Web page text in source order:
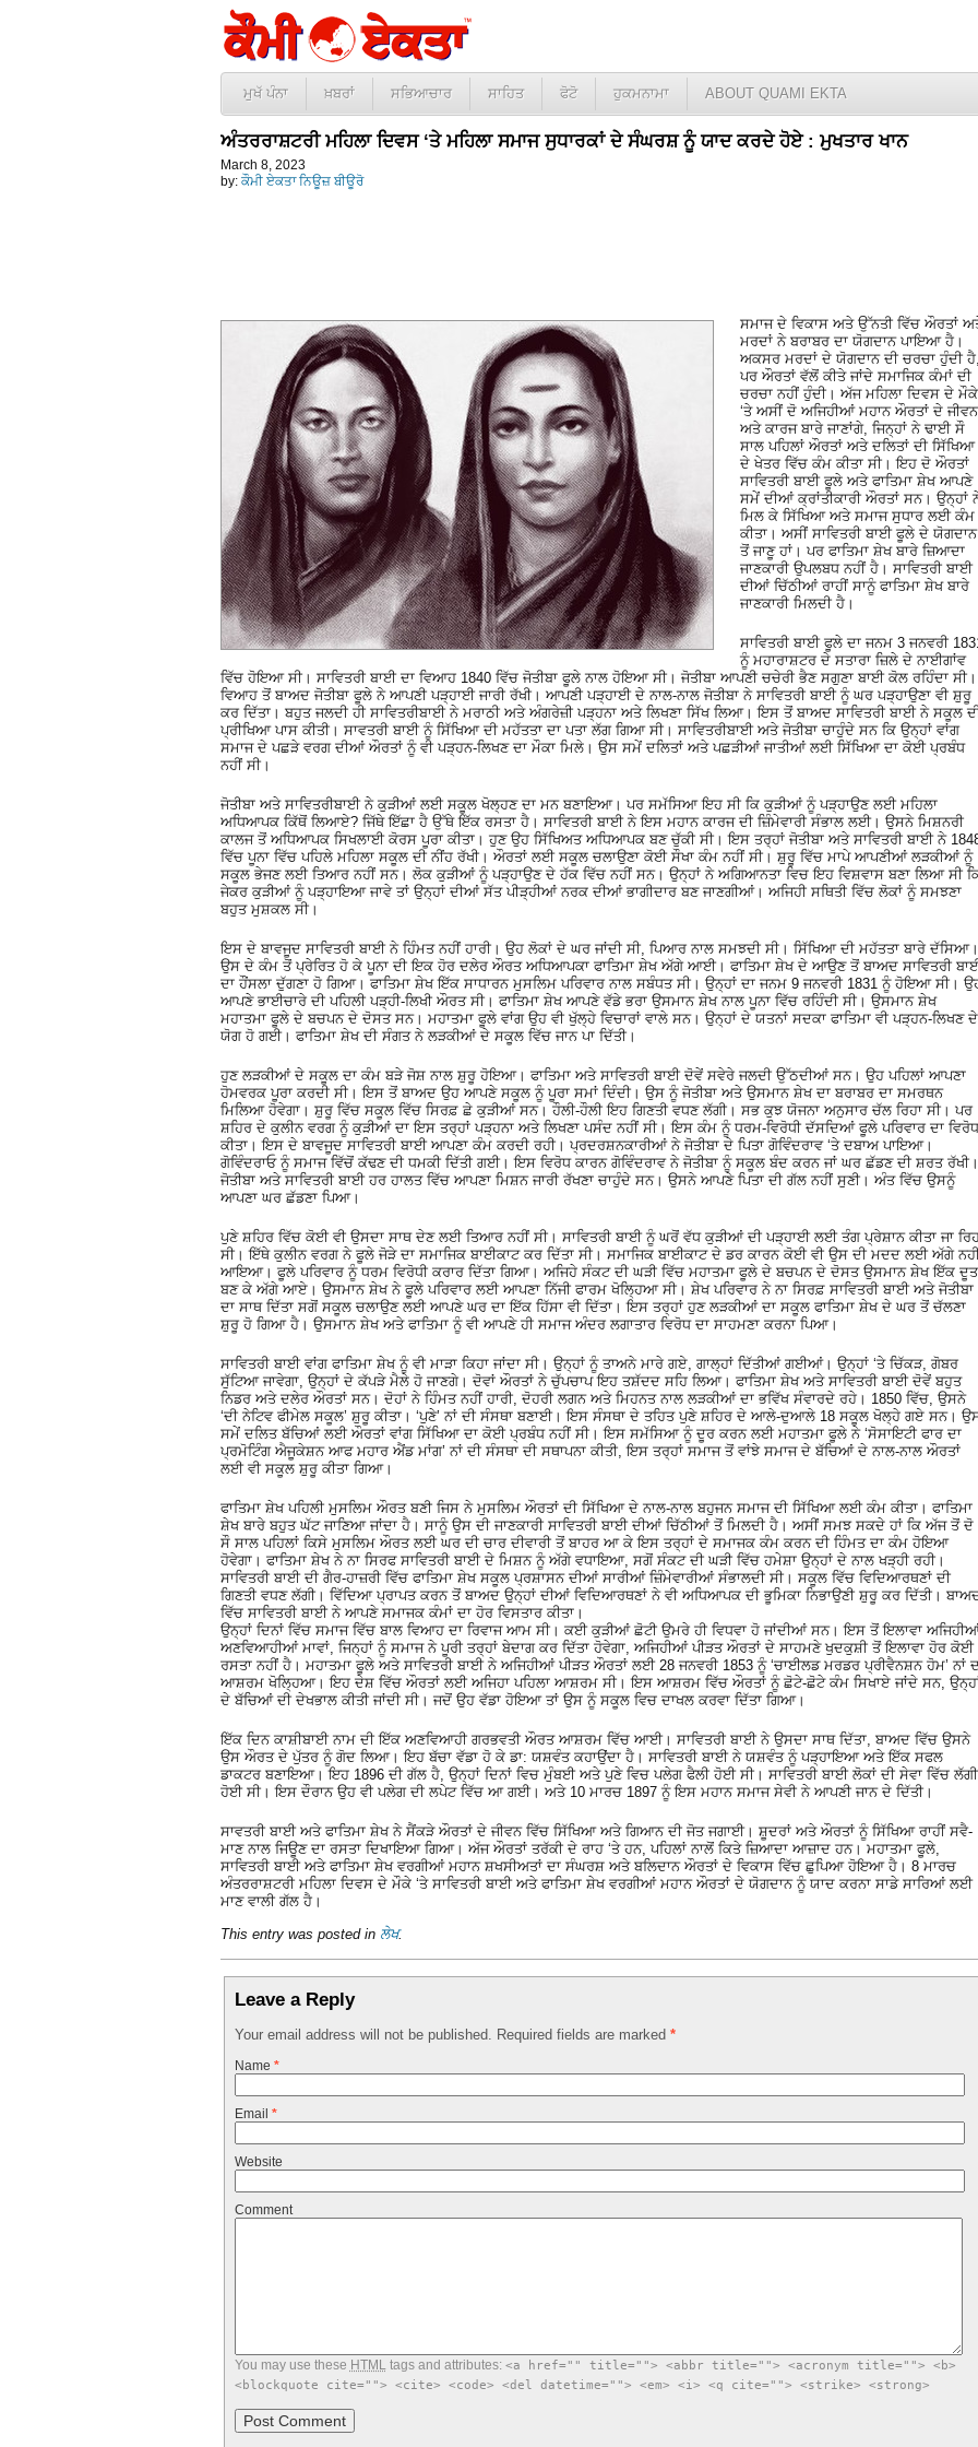
ਮੁਖੱ ਪੰਨਾ ਖ਼ਬਰਾਂ ਸਭਿਆਚਾਰ ਸਾਹਿਤ ਫੋਟੋ ਹੁਕਮਨਾਮਾ ABOUT QUAMI EKTA
ਅੰਤਰਰਾਸ਼ਟਰੀ ਮਹਿਲਾ ਦਿਵਸ ‘ਤੇ ਮਹਿਲਾ ਸਮਾਜ ਸੁਧਾਰਕਾਂ ਦੇ ਸੰਘਰਸ਼ ਨੂੰ ਯਾਦ ਕਰਦੇ ਹੋਏ : ਮੁਖਤਾਰ ਖਾਨ
March 8, 2023
by: ਕੌਮੀ ਏਕਤਾ ਨਿਊਜ਼ ਬੀਊਰੋ
ਸਮਾਜ ਦੇ ਵਿਕਾਸ ਅਤੇ ਉੱਨਤੀ ਵਿੱਚ ਔਰਤਾਂ
ਮਰਦਾਂ ਨੇ ਬਰਾਬਰ ਦਾ ਯੋਗਦਾਨ ਪਾਇਆ ਹੈ।
ਅਕਸਰ ਮਰਦਾਂ ਦੇ ਯੋਗਦਾਨ ਦੀ ਚਰਚਾ ਹੁੰਦੀ ਹੈ,
ਪਰ ਔਰਤਾਂ ਵੱਲੋਂ ਕੀਤੇ ਜਾਂਦੇ ਸਮਾਜਿਕ ਕੰਮਾਂ ਦੀ
ਚਰਚਾ ਨਹੀਂ ਹੁੰਦੀ। ਅੱਜ ਮਹਿਲਾ ਦਿਵਸ ਦੇ ਮੌਕੇ
‘ਤੇ ਅਸੀਂ ਦੋ ਅਜਿਹੀਆਂ ਮਹਾਨ ਔਰਤਾਂ ਦੇ ਜੀਵਨ
ਅਤੇ ਕਾਰਜ ਬਾਰੇ ਜਾਣਾਂਗੇ, ਜਿਨ੍ਹਾਂ ਨੇ ਢਾਈ ਸੌ
ਸਾਲ ਪਹਿਲਾਂ ਔਰਤਾਂ ਅਤੇ ਦਲਿਤਾਂ ਦੀ ਸਿੱਖਿਆ
ਦੇ ਖੇਤਰ ਵਿੱਚ ਕੰਮ ਕੀਤਾ ਸੀ। ਇਹ ਦੋ ਔਰਤਾਂ
ਸਾਵਿਤਰੀ ਬਾਈ ਫੂਲੇ ਅਤੇ ਫਾਤਿਮਾ ਸ਼ੇਖ ਆਪਣੇ
ਸਮੇਂ ਦੀਆਂ ਕ੍ਰਾਂਤੀਕਾਰੀ ਔਰਤਾਂ ਸਨ। ਉਨ੍ਹਾਂ
ਮਿਲ ਕੇ ਸਿੱਖਿਆ ਅਤੇ ਸਮਾਜ ਸੁਧਾਰ ਲਈ ਕੰਮ
ਕੀਤਾ। ਅਸੀਂ ਸਾਵਿਤਰੀ ਬਾਈ ਫੂਲੇ ਦੇ ਯੋਗਦਾਨ
ਤੋਂ ਜਾਣੂ ਹਾਂ। ਪਰ ਫਾਤਿਮਾ ਸ਼ੇਖ ਬਾਰੇ ਜ਼ਿਆਦਾ
ਜਾਣਕਾਰੀ ਉਪਲਬਧ ਨਹੀਂ ਹੈ। ਸਾਵਿਤਰੀ ਬਾਈ
ਦੀਆਂ ਚਿੱਠੀਆਂ ਰਾਹੀਂ ਸਾਨੂੰ ਫਾਤਿਮਾ ਸ਼ੇਖ ਬਾਰੇ
ਜਾਣਕਾਰੀ ਮਿਲਦੀ ਹੈ।
ਸਾਵਿਤਰੀ ਬਾਈ ਫੂਲੇ ਦਾ ਜਨਮ 3 ਜਨਵਰੀ
ਨੂੰ ਮਹਾਰਾਸ਼ਟਰ ਦੇ ਸਤਾਰਾ ਜ਼ਿਲੇ ਦੇ ਨਾਈਗਾਂਵ
ਵਿੱਚ ਹੋਇਆ ਸੀ। ਸਾਵਿਤਰੀ ਬਾਈ ਦਾ ਵਿਆਹ 1840 ਵਿੱਚ ਜੋਤੀਬਾ ਫੂਲੇ ਨਾਲ ਹੋਇਆ ਸੀ। ਜੋਤੀਬਾ ਆਪਣੀ ਚਚੇਰੀ ਭੈਣ ਸਗੁਣਾ ਬਾਈ ਕੋਲ ਰਹਿੰਦਾ ਸੀ।
ਵਿਆਹ ਤੋਂ ਬਾਅਦ ਜੋਤੀਬਾ ਫੂਲੇ ਨੇ ਆਪਣੀ ਪੜ੍ਹਾਈ ਜਾਰੀ ਰੱਖੀ। ਆਪਣੀ ਪੜ੍ਹਾਈ ਦੇ ਨਾਲ-ਨਾਲ ਜੋਤੀਬਾ ਨੇ ਸਾਵਿਤਰੀ ਬਾਈ ਨੂੰ ਘਰ ਪੜ੍ਹਾਉਣਾ ਵੀ ਸ਼ੁਰੂ
ਕਰ ਦਿੱਤਾ। ਬਹੁਤ ਜਲਦੀ ਹੀ ਸਾਵਿਤਰੀਬਾਈ ਨੇ ਮਰਾਠੀ ਅਤੇ ਅੰਗਰੇਜ਼ੀ ਪੜ੍ਹਨਾ ਅਤੇ ਲਿਖਣਾ ਸਿੱਖ ਲਿਆ। ਇਸ ਤੋਂ ਬਾਅਦ ਸਾਵਿਤਰੀ ਬਾਈ ਨੇ ਸਕੂਲ
ਪ੍ਰੀਖਿਆ ਪਾਸ ਕੀਤੀ। ਸਾਵਤਰੀ ਬਾਈ ਨੂੰ ਸਿੱਖਿਆ ਦੀ ਮਹੱਤਤਾ ਦਾ ਪਤਾ ਲੱਗ ਗਿਆ ਸੀ। ਸਾਵਿਤਰੀਬਾਈ ਅਤੇ ਜੋਤੀਬਾ ਚਾਹੁੰਦੇ ਸਨ ਕਿ ਉਨ੍ਹਾਂ ਵਾਂਗ
ਸਮਾਜ ਦੇ ਪਛੜੇ ਵਰਗ ਦੀਆਂ ਔਰਤਾਂ ਨੂੰ ਵੀ ਪੜ੍ਹਨ-ਲਿਖਣ ਦਾ ਮੌਕਾ ਮਿਲੇ। ਉਸ ਸਮੇਂ ਦਲਿਤਾਂ ਅਤੇ ਪਛੜੀਆਂ ਜਾਤੀਆਂ ਲਈ ਸਿੱਖਿਆ ਦਾ ਕੋਈ ਪ੍ਰਬੰਧ
ਨਹੀਂ ਸੀ।
ਜੋਤੀਬਾ ਅਤੇ ਸਾਵਿਤਰੀਬਾਈ ਨੇ ਕੁੜੀਆਂ ਲਈ ਸਕੂਲ ਖੋਲ੍ਹਣ ਦਾ ਮਨ ਬਣਾਇਆ। ਪਰ ਸਮੱਸਿਆ ਇਹ ਸੀ ਕਿ ਕੁੜੀਆਂ ਨੂੰ ਪੜ੍ਹਾਉਣ ਲਈ ਮਹਿਲਾ
ਅਧਿਆਪਕ ਕਿੱਥੋਂ ਲਿਆਏ? ਜਿੱਥੇ ਇੱਛਾ ਹੈ ਉੱਥੇ ਇੱਕ ਰਸਤਾ ਹੈ। ਸਾਵਿਤਰੀ ਬਾਈ ਨੇ ਇਸ ਮਹਾਨ ਕਾਰਜ ਦੀ ਜ਼ਿੰਮੇਵਾਰੀ ਸੰਭਾਲ ਲਈ। ਉਸਨੇ ਮਿਸ਼ਨਰੀ
ਕਾਲਜ ਤੋਂ ਅਧਿਆਪਕ ਸਿਖਲਾਈ ਕੋਰਸ ਪੂਰਾ ਕੀਤਾ। ਹੁਣ ਉਹ ਸਿੱਖਿਅਤ ਅਧਿਆਪਕ ਬਣ ਚੁੱਕੀ ਸੀ। ਇਸ ਤਰ੍ਹਾਂ ਜੋਤੀਬਾ ਅਤੇ ਸਾਵਿਤਰੀ ਬਾਈ ਨੇ
ਵਿੱਚ ਪੂਨਾ ਵਿੱਚ ਪਹਿਲੇ ਮਹਿਲਾ ਸਕੂਲ ਦੀ ਨੀਂਹ ਰੱਖੀ। ਔਰਤਾਂ ਲਈ ਸਕੂਲ ਚਲਾਉਣਾ ਕੋਈ ਸੌਖਾ ਕੰਮ ਨਹੀਂ ਸੀ। ਸ਼ੁਰੂ ਵਿੱਚ ਮਾਪੇ ਆਪਣੀਆਂ ਲੜਕੀਆਂ ਨੂੰ
ਸਕੂਲ ਭੇਜਣ ਲਈ ਤਿਆਰ ਨਹੀਂ ਸਨ। ਲੋਕ ਕੁੜੀਆਂ ਨੂੰ ਪੜ੍ਹਾਉਣ ਦੇ ਹੱਕ ਵਿੱਚ ਨਹੀਂ ਸਨ। ਉਨ੍ਹਾਂ ਨੇ ਅਗਿਆਨਤਾ ਵਿਚ ਇਹ ਵਿਸ਼ਵਾਸ ਬਣਾ ਲਿਆ ਸੀ
ਜੇਕਰ ਕੁੜੀਆਂ ਨੂੰ ਪੜ੍ਹਾਇਆ ਜਾਵੇ ਤਾਂ ਉਨ੍ਹਾਂ ਦੀਆਂ ਸੱਤ ਪੀੜ੍ਹੀਆਂ ਨਰਕ ਦੀਆਂ ਭਾਗੀਦਾਰ ਬਣ ਜਾਣਗੀਆਂ। ਅਜਿਹੀ ਸਥਿਤੀ ਵਿੱਚ ਲੋਕਾਂ ਨੂੰ ਸਮਝਣਾ
ਬਹੁਤ ਮੁਸ਼ਕਲ ਸੀ।
ਇਸ ਦੇ ਬਾਵਜੂਦ ਸਾਵਿਤਰੀ ਬਾਈ ਨੇ ਹਿੰਮਤ ਨਹੀਂ ਹਾਰੀ। ਉਹ ਲੋਕਾਂ ਦੇ ਘਰ ਜਾਂਦੀ ਸੀ, ਪਿਆਰ ਨਾਲ ਸਮਝਦੀ ਸੀ। ਸਿੱਖਿਆ ਦੀ ਮਹੱਤਤਾ ਬਾਰੇ ਦੱਸਿਆ।
ਉਸ ਦੇ ਕੰਮ ਤੋਂ ਪ੍ਰੇਰਿਤ ਹੋ ਕੇ ਪੂਨਾ ਦੀ ਇਕ ਹੋਰ ਦਲੇਰ ਔਰਤ ਅਧਿਆਪਕਾ ਫਾਤਿਮਾ ਸ਼ੇਖ ਅੱਗੇ ਆਈ। ਫਾਤਿਮਾ ਸ਼ੇਖ ਦੇ ਆਉਣ ਤੋਂ ਬਾਅਦ ਸਾਵਿਤਰੀ
ਦਾ ਹੌਂਸਲਾ ਦੁੱਗਣਾ ਹੋ ਗਿਆ। ਫਾਤਿਮਾ ਸ਼ੇਖ ਇੱਕ ਸਾਧਾਰਨ ਮੁਸਲਿਮ ਪਰਿਵਾਰ ਨਾਲ ਸਬੰਧਤ ਸੀ। ਉਨ੍ਹਾਂ ਦਾ ਜਨਮ 9 ਜਨਵਰੀ 1831 ਨੂੰ ਹੋਇਆ ਸੀ।
ਆਪਣੇ ਭਾਈਚਾਰੇ ਦੀ ਪਹਿਲੀ ਪੜ੍ਹੀ-ਲਿਖੀ ਔਰਤ ਸੀ। ਫਾਤਿਮਾ ਸ਼ੇਖ ਆਪਣੇ ਵੱਡੇ ਭਰਾ ਉਸਮਾਨ ਸ਼ੇਖ ਨਾਲ ਪੂਨਾ ਵਿੱਚ ਰਹਿੰਦੀ ਸੀ। ਉਸਮਾਨ ਸ਼ੇਖ
ਮਹਾਤਮਾ ਫੂਲੇ ਦੇ ਬਚਪਨ ਦੇ ਦੋਸਤ ਸਨ। ਮਹਾਤਮਾ ਫੂਲੇ ਵਾਂਗ ਉਹ ਵੀ ਖੁੱਲ੍ਹੇ ਵਿਚਾਰਾਂ ਵਾਲੇ ਸਨ। ਉਨ੍ਹਾਂ ਦੇ ਯਤਨਾਂ ਸਦਕਾ ਫਾਤਿਮਾ ਵੀ ਪੜ੍ਹਨ-ਲਿਖਣ ਦੇ
ਯੋਗ ਹੋ ਗਈ। ਫਾਤਿਮਾ ਸ਼ੇਖ ਦੀ ਸੰਗਤ ਨੇ ਲੜਕੀਆਂ ਦੇ ਸਕੂਲ ਵਿੱਚ ਜਾਨ ਪਾ ਦਿੱਤੀ।
ਹੁਣ ਲੜਕੀਆਂ ਦੇ ਸਕੂਲ ਦਾ ਕੰਮ ਬੜੇ ਜੋਸ਼ ਨਾਲ ਸ਼ੁਰੂ ਹੋਇਆ। ਫਾਤਿਮਾ ਅਤੇ ਸਾਵਿਤਰੀ ਬਾਈ ਦੋਵੇਂ ਸਵੇਰੇ ਜਲਦੀ ਉੱਠਦੀਆਂ ਸਨ। ਉਹ ਪਹਿਲਾਂ ਆਪਣਾ
ਹੋਮਵਰਕ ਪੂਰਾ ਕਰਦੀ ਸੀ। ਇਸ ਤੋਂ ਬਾਅਦ ਉਹ ਆਪਣੇ ਸਕੂਲ ਨੂੰ ਪੂਰਾ ਸਮਾਂ ਦਿੰਦੀ। ਉਸ ਨੂੰ ਜੋਤੀਬਾ ਅਤੇ ਉਸਮਾਨ ਸ਼ੇਖ ਦਾ ਬਰਾਬਰ ਦਾ ਸਮਰਥਨ
ਮਿਲਿਆ ਹੋਵੇਗਾ। ਸ਼ੁਰੂ ਵਿੱਚ ਸਕੂਲ ਵਿੱਚ ਸਿਰਫ਼ ਛੇ ਕੁੜੀਆਂ ਸਨ। ਹੌਲੀ-ਹੌਲੀ ਇਹ ਗਿਣਤੀ ਵਧਣ ਲੱਗੀ। ਸਭ ਕੁਝ ਯੋਜਨਾ ਅਨੁਸਾਰ ਚੱਲ ਰਿਹਾ ਸੀ। ਪਰ
ਸ਼ਹਿਰ ਦੇ ਕੁਲੀਨ ਵਰਗ ਨੂੰ ਕੁੜੀਆਂ ਦਾ ਇਸ ਤਰ੍ਹਾਂ ਪੜ੍ਹਨਾ ਅਤੇ ਲਿਖਣਾ ਪਸੰਦ ਨਹੀਂ ਸੀ। ਇਸ ਕੰਮ ਨੂੰ ਧਰਮ-ਵਿਰੋਧੀ ਦੱਸਦਿਆਂ ਫੂਲੇ ਪਰਿਵਾਰ ਦਾ ਵਿਰੋਧ
ਕੀਤਾ। ਇਸ ਦੇ ਬਾਵਜੂਦ ਸਾਵਿਤਰੀ ਬਾਈ ਆਪਣਾ ਕੰਮ ਕਰਦੀ ਰਹੀ। ਪ੍ਰਦਰਸ਼ਨਕਾਰੀਆਂ ਨੇ ਜੋਤੀਬਾ ਦੇ ਪਿਤਾ ਗੋਵਿੰਦਰਾਵ ‘ਤੇ ਦਬਾਅ ਪਾਇਆ।
ਗੋਵਿੰਦਰਾਓ ਨੂੰ ਸਮਾਜ ਵਿੱਚੋਂ ਕੱਢਣ ਦੀ ਧਮਕੀ ਦਿੱਤੀ ਗਈ। ਇਸ ਵਿਰੋਧ ਕਾਰਨ ਗੋਵਿੰਦਰਾਵ ਨੇ ਜੋਤੀਬਾ ਨੂੰ ਸਕੂਲ ਬੰਦ ਕਰਨ ਜਾਂ ਘਰ ਛੱਡਣ ਦੀ ਸ਼ਰਤ ਰੱਖੀ।
ਜੋਤੀਬਾ ਅਤੇ ਸਾਵਿਤਰੀ ਬਾਈ ਹਰ ਹਾਲਤ ਵਿੱਚ ਆਪਣਾ ਮਿਸ਼ਨ ਜਾਰੀ ਰੱਖਣਾ ਚਾਹੁੰਦੇ ਸਨ। ਉਸਨੇ ਆਪਣੇ ਪਿਤਾ ਦੀ ਗੱਲ ਨਹੀਂ ਸੁਣੀ। ਅੰਤ ਵਿੱਚ ਉਸਨੂੰ
ਆਪਣਾ ਘਰ ਛੱਡਣਾ ਪਿਆ।
ਪੁਣੇ ਸ਼ਹਿਰ ਵਿੱਚ ਕੋਈ ਵੀ ਉਸਦਾ ਸਾਥ ਦੇਣ ਲਈ ਤਿਆਰ ਨਹੀਂ ਸੀ। ਸਾਵਿਤਰੀ ਬਾਈ ਨੂੰ ਘਰੋਂ ਵੱਧ ਕੁੜੀਆਂ ਦੀ ਪੜ੍ਹਾਈ ਲਈ ਤੰਗ ਪ੍ਰੇਸ਼ਾਨ ਕੀਤਾ ਜਾ
ਸੀ। ਇੱਥੇ ਕੁਲੀਨ ਵਰਗ ਨੇ ਫੂਲੇ ਜੋੜੇ ਦਾ ਸਮਾਜਿਕ ਬਾਈਕਾਟ ਕਰ ਦਿੱਤਾ ਸੀ। ਸਮਾਜਿਕ ਬਾਈਕਾਟ ਦੇ ਡਰ ਕਾਰਨ ਕੋਈ ਵੀ ਉਸ ਦੀ ਮਦਦ ਲਈ ਅੱਗੇ
ਆਇਆ। ਫੂਲੇ ਪਰਿਵਾਰ ਨੂੰ ਧਰਮ ਵਿਰੋਧੀ ਕਰਾਰ ਦਿੱਤਾ ਗਿਆ। ਅਜਿਹੇ ਸੰਕਟ ਦੀ ਘੜੀ ਵਿੱਚ ਮਹਾਤਮਾ ਫੂਲੇ ਦੇ ਬਚਪਨ ਦੇ ਦੋਸਤ ਉਸਮਾਨ ਸ਼ੇਖ ਇੱਕ ਦੂਤ
ਬਣ ਕੇ ਅੱਗੇ ਆਏ। ਉਸਮਾਨ ਸ਼ੇਖ ਨੇ ਫੂਲੇ ਪਰਿਵਾਰ ਲਈ ਆਪਣਾ ਨਿੱਜੀ ਫਾਰਮ ਖੋਲ੍ਹਿਆ ਸੀ। ਸ਼ੇਖ ਪਰਿਵਾਰ ਨੇ ਨਾ ਸਿਰਫ਼ ਸਾਵਿਤਰੀ ਬਾਈ ਅਤੇ ਜੋਤੀਬਾ
ਦਾ ਸਾਥ ਦਿੱਤਾ ਸਗੋਂ ਸਕੂਲ ਚਲਾਉਣ ਲਈ ਆਪਣੇ ਘਰ ਦਾ ਇੱਕ ਹਿੱਸਾ ਵੀ ਦਿੱਤਾ। ਇਸ ਤਰ੍ਹਾਂ ਹੁਣ ਲੜਕੀਆਂ ਦਾ ਸਕੂਲ ਫਾਤਿਮਾ ਸ਼ੇਖ ਦੇ ਘਰ ਤੋਂ ਚੱਲਣਾ
ਸ਼ੁਰੂ ਹੋ ਗਿਆ ਹੈ। ਉਸਮਾਨ ਸ਼ੇਖ ਅਤੇ ਫਾਤਿਮਾ ਨੂੰ ਵੀ ਆਪਣੇ ਹੀ ਸਮਾਜ ਅੰਦਰ ਲਗਾਤਾਰ ਵਿਰੋਧ ਦਾ ਸਾਹਮਣਾ ਕਰਨਾ ਪਿਆ।
ਸਾਵਿਤਰੀ ਬਾਈ ਵਾਂਗ ਫਾਤਿਮਾ ਸ਼ੇਖ ਨੂੰ ਵੀ ਮਾੜਾ ਕਿਹਾ ਜਾਂਦਾ ਸੀ। ਉਨ੍ਹਾਂ ਨੂੰ ਤਾਅਨੇ ਮਾਰੇ ਗਏ, ਗਾਲ੍ਹਾਂ ਦਿੱਤੀਆਂ ਗਈਆਂ। ਉਨ੍ਹਾਂ ‘ਤੇ ਚਿੱਕੜ, ਗੋਬਰ
ਸੁੱਟਿਆ ਜਾਵੇਗਾ, ਉਨ੍ਹਾਂ ਦੇ ਕੱਪੜੇ ਮੈਲੇ ਹੋ ਜਾਣਗੇ। ਦੋਵਾਂ ਔਰਤਾਂ ਨੇ ਚੁੱਪਚਾਪ ਇਹ ਤਸ਼ੱਦਦ ਸਹਿ ਲਿਆ। ਫਾਤਿਮਾ ਸ਼ੇਖ ਅਤੇ ਸਾਵਿਤਰੀ ਬਾਈ ਦੋਵੇਂ ਬਹੁਤ
ਨਿਡਰ ਅਤੇ ਦਲੇਰ ਔਰਤਾਂ ਸਨ। ਦੋਹਾਂ ਨੇ ਹਿੰਮਤ ਨਹੀਂ ਹਾਰੀ, ਦੋਹਰੀ ਲਗਨ ਅਤੇ ਮਿਹਨਤ ਨਾਲ ਲੜਕੀਆਂ ਦਾ ਭਵਿੱਖ ਸੰਵਾਰਦੇ ਰਹੇ। 1850 ਵਿੱਚ, ਉਸਨੇ
‘ਦੀ ਨੇਟਿਵ ਫੀਮੇਲ ਸਕੂਲ’ ਸ਼ੁਰੂ ਕੀਤਾ। ‘ਪੁਣੇ’ ਨਾਂ ਦੀ ਸੰਸਥਾ ਬਣਾਈ। ਇਸ ਸੰਸਥਾ ਦੇ ਤਹਿਤ ਪੁਣੇ ਸ਼ਹਿਰ ਦੇ ਆਲੇ-ਦੁਆਲੇ 18 ਸਕੂਲ ਖੋਲ੍ਹੇ ਗਏ ਸਨ।
ਸਮੇਂ ਦਲਿਤ ਬੱਚਿਆਂ ਲਈ ਔਰਤਾਂ ਵਾਂਗ ਸਿੱਖਿਆ ਦਾ ਕੋਈ ਪ੍ਰਬੰਧ ਨਹੀਂ ਸੀ। ਇਸ ਸਮੱਸਿਆ ਨੂੰ ਦੂਰ ਕਰਨ ਲਈ ਮਹਾਤਮਾ ਫੂਲੇ ਨੇ ‘ਸੋਸਾਇਟੀ ਫਾਰ ਦਾ
ਪ੍ਰਮੋਟਿੰਗ ਐਜੂਕੇਸ਼ਨ ਆਫ ਮਹਾਰ ਐਂਡ ਮਾਂਗ’ ਨਾਂ ਦੀ ਸੰਸਥਾ ਦੀ ਸਥਾਪਨਾ ਕੀਤੀ, ਇਸ ਤਰ੍ਹਾਂ ਸਮਾਜ ਤੋਂ ਵਾਂਝੇ ਸਮਾਜ ਦੇ ਬੱਚਿਆਂ ਦੇ ਨਾਲ-ਨਾਲ ਔਰਤਾਂ
ਲਈ ਵੀ ਸਕੂਲ ਸ਼ੁਰੂ ਕੀਤਾ ਗਿਆ।
ਫਾਤਿਮਾ ਸ਼ੇਖ ਪਹਿਲੀ ਮੁਸਲਿਮ ਔਰਤ ਬਣੀ ਜਿਸ ਨੇ ਮੁਸਲਿਮ ਔਰਤਾਂ ਦੀ ਸਿੱਖਿਆ ਦੇ ਨਾਲ-ਨਾਲ ਬਹੁਜਨ ਸਮਾਜ ਦੀ ਸਿੱਖਿਆ ਲਈ ਕੰਮ ਕੀਤਾ। ਫਾਤਿਮਾ
ਸ਼ੇਖ ਬਾਰੇ ਬਹੁਤ ਘੱਟ ਜਾਣਿਆ ਜਾਂਦਾ ਹੈ। ਸਾਨੂੰ ਉਸ ਦੀ ਜਾਣਕਾਰੀ ਸਾਵਿਤਰੀ ਬਾਈ ਦੀਆਂ ਚਿੱਠੀਆਂ ਤੋਂ ਮਿਲਦੀ ਹੈ। ਅਸੀਂ ਸਮਝ ਸਕਦੇ ਹਾਂ ਕਿ ਅੱਜ ਤੋਂ ਦੋ
ਸੌ ਸਾਲ ਪਹਿਲਾਂ ਕਿਸੇ ਮੁਸਲਿਮ ਔਰਤ ਲਈ ਘਰ ਦੀ ਚਾਰ ਦੀਵਾਰੀ ਤੋਂ ਬਾਹਰ ਆ ਕੇ ਇਸ ਤਰ੍ਹਾਂ ਦੇ ਸਮਾਜਕ ਕੰਮ ਕਰਨ ਦੀ ਹਿੰਮਤ ਦਾ ਕੰਮ ਹੋਇਆ
ਹੋਵੇਗਾ। ਫਾਤਿਮਾ ਸ਼ੇਖ ਨੇ ਨਾ ਸਿਰਫ ਸਾਵਿਤਰੀ ਬਾਈ ਦੇ ਮਿਸ਼ਨ ਨੂੰ ਅੱਗੇ ਵਧਾਇਆ, ਸਗੋਂ ਸੰਕਟ ਦੀ ਘੜੀ ਵਿੱਚ ਹਮੇਸ਼ਾ ਉਨ੍ਹਾਂ ਦੇ ਨਾਲ ਖੜ੍ਹੀ ਰਹੀ।
ਸਾਵਿਤਰੀ ਬਾਈ ਦੀ ਗੈਰ-ਹਾਜ਼ਰੀ ਵਿੱਚ ਫਾਤਿਮਾ ਸ਼ੇਖ ਸਕੂਲ ਪ੍ਰਸ਼ਾਸਨ ਦੀਆਂ ਸਾਰੀਆਂ ਜ਼ਿੰਮੇਵਾਰੀਆਂ ਸੰਭਾਲਦੀ ਸੀ। ਸਕੂਲ ਵਿੱਚ ਵਿਦਿਆਰਥਣਾਂ ਦੀ
ਗਿਣਤੀ ਵਧਣ ਲੱਗੀ। ਵਿੱਦਿਆ ਪ੍ਰਾਪਤ ਕਰਨ ਤੋਂ ਬਾਅਦ ਉਨ੍ਹਾਂ ਦੀਆਂ ਵਿਦਿਆਰਥਣਾਂ ਨੇ ਵੀ ਅਧਿਆਪਕ ਦੀ ਭੂਮਿਕਾ ਨਿਭਾਉਣੀ ਸ਼ੁਰੂ ਕਰ ਦਿੱਤੀ।
ਵਿੱਚ ਸਾਵਿਤਰੀ ਬਾਈ ਨੇ ਆਪਣੇ ਸਮਾਜਕ ਕੰਮਾਂ ਦਾ ਹੋਰ ਵਿਸਤਾਰ ਕੀਤਾ।
ਉਨ੍ਹਾਂ ਦਿਨਾਂ ਵਿੱਚ ਸਮਾਜ ਵਿੱਚ ਬਾਲ ਵਿਆਹ ਦਾ ਰਿਵਾਜ ਆਮ ਸੀ। ਕਈ ਕੁੜੀਆਂ ਛੋਟੀ ਉਮਰੇ ਹੀ ਵਿਧਵਾ ਹੋ ਜਾਂਦੀਆਂ ਸਨ। ਇਸ ਤੋਂ ਇਲਾਵਾ
ਅਣਵਿਆਹੀਆਂ ਮਾਵਾਂ, ਜਿਨ੍ਹਾਂ ਨੂੰ ਸਮਾਜ ਨੇ ਪੂਰੀ ਤਰ੍ਹਾਂ ਬੇਦਾਗ ਕਰ ਦਿੱਤਾ ਹੋਵੇਗਾ, ਅਜਿਹੀਆਂ ਪੀੜਤ ਔਰਤਾਂ ਦੇ ਸਾਹਮਣੇ ਖੁਦਕੁਸ਼ੀ ਤੋਂ ਇਲਾਵਾ ਹੋਰ ਕੋਈ
ਰਸਤਾ ਨਹੀਂ ਹੈ। ਮਹਾਤਮਾ ਫੂਲੇ ਅਤੇ ਸਾਵਿਤਰੀ ਬਾਈ ਨੇ ਅਜਿਹੀਆਂ ਪੀੜਤ ਔਰਤਾਂ ਲਈ 28 ਜਨਵਰੀ 1853 ਨੂੰ ‘ਚਾਈਲਡ ਮਰਡਰ ਪ੍ਰੀਵੈਨਸ਼ਨ ਹੋਮ’ ਨਾਂ
ਆਸ਼ਰਮ ਖੋਲ੍ਹਿਆ। ਇਹ ਦੇਸ਼ ਵਿੱਚ ਔਰਤਾਂ ਲਈ ਅਜਿਹਾ ਪਹਿਲਾ ਆਸ਼ਰਮ ਸੀ। ਇਸ ਆਸ਼ਰਮ ਵਿੱਚ ਔਰਤਾਂ ਨੂੰ ਛੋਟੇ-ਛੋਟੇ ਕੰਮ ਸਿਖਾਏ ਜਾਂਦੇ ਸਨ,
ਦੇ ਬੱਚਿਆਂ ਦੀ ਦੇਖਭਾਲ ਕੀਤੀ ਜਾਂਦੀ ਸੀ। ਜਦੋਂ ਉਹ ਵੱਡਾ ਹੋਇਆ ਤਾਂ ਉਸ ਨੂੰ ਸਕੂਲ ਵਿਚ ਦਾਖਲ ਕਰਵਾ ਦਿੱਤਾ ਗਿਆ।
ਇੱਕ ਦਿਨ ਕਾਸ਼ੀਬਾਈ ਨਾਮ ਦੀ ਇੱਕ ਅਣਵਿਆਹੀ ਗਰਭਵਤੀ ਔਰਤ ਆਸ਼ਰਮ ਵਿੱਚ ਆਈ। ਸਾਵਿਤਰੀ ਬਾਈ ਨੇ ਉਸਦਾ ਸਾਥ ਦਿੱਤਾ, ਬਾਅਦ ਵਿੱਚ ਉਸਨੇ
ਉਸ ਔਰਤ ਦੇ ਪੁੱਤਰ ਨੂੰ ਗੋਦ ਲਿਆ। ਇਹ ਬੱਚਾ ਵੱਡਾ ਹੋ ਕੇ ਡਾ: ਯਸ਼ਵੰਤ ਕਹਾਉਂਦਾ ਹੈ। ਸਾਵਿਤਰੀ ਬਾਈ ਨੇ ਯਸ਼ਵੰਤ ਨੂੰ ਪੜ੍ਹਾਇਆ ਅਤੇ ਇੱਕ ਸਫਲ
ਡਾਕਟਰ ਬਣਾਇਆ। ਇਹ 1896 ਦੀ ਗੱਲ ਹੈ, ਉਨ੍ਹਾਂ ਦਿਨਾਂ ਵਿਚ ਮੁੰਬਈ ਅਤੇ ਪੁਣੇ ਵਿਚ ਪਲੇਗ ਫੈਲੀ ਹੋਈ ਸੀ। ਸਾਵਿਤਰੀ ਬਾਈ ਲੋਕਾਂ ਦੀ ਸੇਵਾ ਵਿੱਚ ਲੱਗੀ
ਹੋਈ ਸੀ। ਇਸ ਦੌਰਾਨ ਉਹ ਵੀ ਪਲੇਗ ਦੀ ਲਪੇਟ ਵਿੱਚ ਆ ਗਈ। ਅਤੇ 10 ਮਾਰਚ 1897 ਨੂੰ ਇਸ ਮਹਾਨ ਸਮਾਜ ਸੇਵੀ ਨੇ ਆਪਣੀ ਜਾਨ ਦੇ ਦਿੱਤੀ।
ਸਾਵਤਰੀ ਬਾਈ ਅਤੇ ਫਾਤਿਮਾ ਸ਼ੇਖ ਨੇ ਸੈਂਕੜੇ ਔਰਤਾਂ ਦੇ ਜੀਵਨ ਵਿੱਚ ਸਿੱਖਿਆ ਅਤੇ ਗਿਆਨ ਦੀ ਜੋਤ ਜਗਾਈ। ਸ਼ੂਦਰਾਂ ਅਤੇ ਔਰਤਾਂ ਨੂੰ ਸਿੱਖਿਆ ਰਾਹੀਂ ਸਵੈ-
ਮਾਣ ਨਾਲ ਜਿਊਣ ਦਾ ਰਸਤਾ ਦਿਖਾਇਆ ਗਿਆ। ਅੱਜ ਔਰਤਾਂ ਤਰੱਕੀ ਦੇ ਰਾਹ ‘ਤੇ ਹਨ, ਪਹਿਲਾਂ ਨਾਲੋਂ ਕਿਤੇ ਜ਼ਿਆਦਾ ਆਜ਼ਾਦ ਹਨ। ਮਹਾਤਮਾ ਫੂਲੇ,
ਸਾਵਿਤਰੀ ਬਾਈ ਅਤੇ ਫਾਤਿਮਾ ਸ਼ੇਖ ਵਰਗੀਆਂ ਮਹਾਨ ਸ਼ਖਸੀਅਤਾਂ ਦਾ ਸੰਘਰਸ਼ ਅਤੇ ਬਲਿਦਾਨ ਔਰਤਾਂ ਦੇ ਵਿਕਾਸ ਵਿੱਚ ਛੁਪਿਆ ਹੋਇਆ ਹੈ। 8 ਮਾਰਚ
ਅੰਤਰਰਾਸ਼ਟਰੀ ਮਹਿਲਾ ਦਿਵਸ ਦੇ ਮੌਕੇ ‘ਤੇ ਸਾਵਿਤਰੀ ਬਾਈ ਅਤੇ ਫਾਤਿਮਾ ਸ਼ੇਖ ਵਰਗੀਆਂ ਮਹਾਨ ਔਰਤਾਂ ਦੇ ਯੋਗਦਾਨ ਨੂੰ ਯਾਦ ਕਰਨਾ ਸਾਡੇ ਸਾਰਿਆਂ ਲਈ
ਮਾਣ ਵਾਲੀ ਗੱਲ ਹੈ।
This entry was posted in ਲੇਖ.
Leave a Reply
Your email address will not be published. Required fields are marked *
Name *
Email *
Website
Comment
You may use these HTMLtags and attributes: <a href="" title=""> <abbr title=""> <acronym title=""> <b>
<blockquote cite=""> <cite> <code> <del datetime=""> <em> <i> <q cite=""> <strike> <strong>